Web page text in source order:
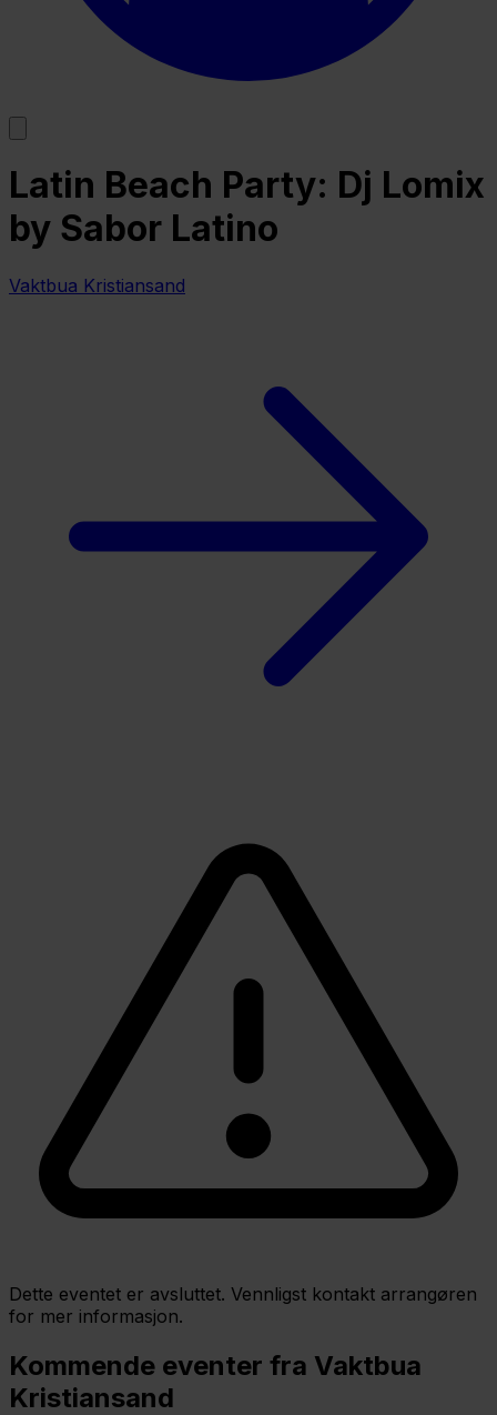
Latin Beach Party: Dj Lomix
by Sabor Latino
Vaktbua Kristiansand
Dette eventet er avsluttet. Vennligst kontakt arrangøren
for mer informasjon.
Kommende eventer fra Vaktbua
Kristiansand